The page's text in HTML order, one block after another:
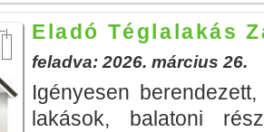
Eladó Téglalakás
feladva: 2026. március 26.
Igényesen
lakások, balatoni